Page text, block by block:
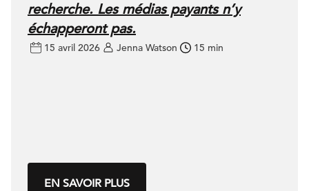
recherche. Les médias payants n’y
échapperont pas.
15 avril 2026 Jenna Watson 15 min
EN SAVOIR PLUS